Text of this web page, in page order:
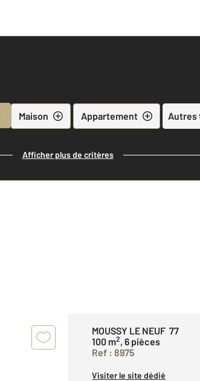
Maison Appartement Autres
Afficher plus de critères
MOUSSY LE NEUF 77
100 m2, 6 pièces
Ref : 8975
Visiter le site dédié